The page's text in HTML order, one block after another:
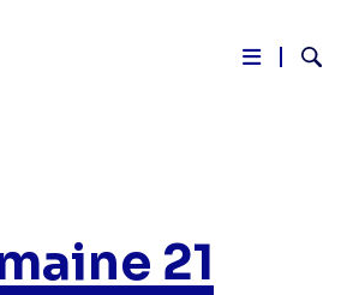
21